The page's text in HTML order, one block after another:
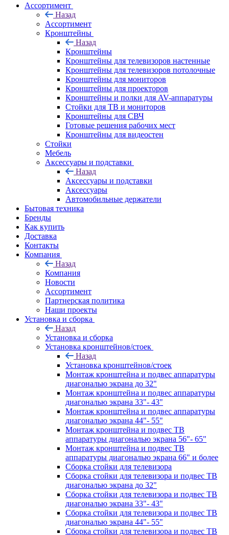
Ассортимент
Назад
Ассортимент
Кронштейны
Назад
Кронштейны
Кронштейны для телевизоров настенные
Кронштейны для телевизоров потолочные
Кронштейны для мониторов
Кронштейны для проекторов
Кронштейны и полки для AV-аппаратуры
Стойки для ТВ и мониторов
Кронштейны для СВЧ
Готовые решения рабочих мест
Кронштейны для видеостен
Стойки
Мебель
Аксессуары и подставки
Назад
Аксессуары и подставки
Аксессуары
Автомобильные держатели
Бытовая техника
Бренды
Как купить
Доставка
Контакты
Компания
Назад
Компания
Новости
Ассортимент
Партнерская политика
Наши проекты
Установка и сборка
Назад
Установка и сборка
Установка кронштейнов/стоек
Назад
Установка кронштейнов/стоек
Монтаж кронштейна и подвес аппаратуры
диагональю экрана до 32"
Монтаж кронштейна и подвес аппаратуры
диагональю экрана 33"- 43"
Монтаж кронштейна и подвес аппаратуры
диагональю экрана 44"- 55"
Монтаж кронштейна и подвес ТВ
аппаратуры диагональю экрана 56"- 65"
Монтаж кронштейна и подвес ТВ
аппаратуры диагональю экрана 66" и более
Сборка стойки для телевизора
Сборка стойки для телевизора и подвес ТВ
диагональю экрана до 32"
Сборка стойки для телевизора и подвес ТВ
диагональю экрана 33"- 43"
Сборка стойки для телевизора и подвес ТВ
диагональю экрана 44"- 55"
Сборка стойки для телевизора и подвес ТВ